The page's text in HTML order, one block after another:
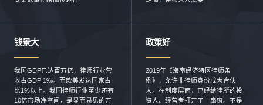
钱景大
我国GDP已达百万亿，律师行业营
收占GDP 1‰。而欧美发达国家占
比1%以上。我国律师行业至少还有
10倍市场净空间，是显而易见的万
政策好
2019年《海南经济特区律师条
例》，允许⾮律师身份成为合伙
⼈。在制度层⾯，已经给律所的投
资⼈、经营者打开了⼀扇窗。不是